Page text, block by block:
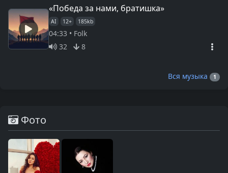
«Победа за нами, братишка»
AI 12+ 185kb
04:33 • Folk
32
8
Вся музыка 1
Фото